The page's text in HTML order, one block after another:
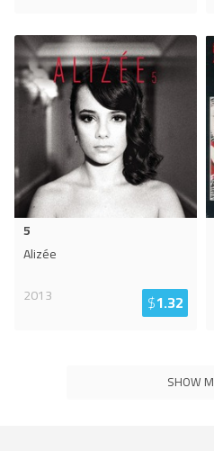
5
Alizée
2013
$1.32
SHOW